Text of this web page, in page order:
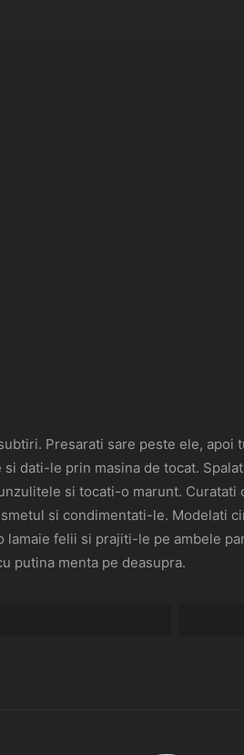
Presarati sare peste ele,
dati-le prin masina de tocat.
si tocati-o marunt. Curatati
si condimentati-le.
lamaie felii si prajiti-le pe ambele
putina menta pe deasupra.